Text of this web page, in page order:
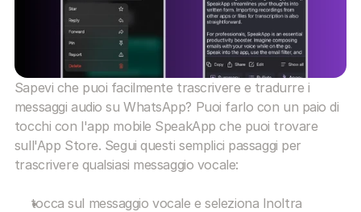
Sapevi che puoi facilmente trascrivere e tradurre i
messaggi audio su WhatsApp? Puoi farlo con un paio di
tocchi con l'app mobile SpeakApp che puoi trovare
sull'App Store. Segui questi semplici passaggi per
trascrivere qualsiasi messaggio vocale:
tocca sul messaggio vocale e seleziona Inoltra